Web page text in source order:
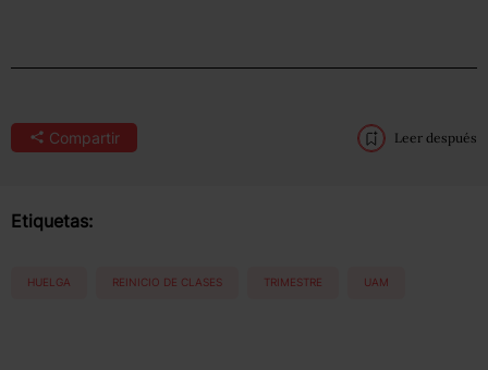
Compartir Leer después
Etiquetas:
HUELGA REINICIO DE CLASES TRIMESTRE UAM